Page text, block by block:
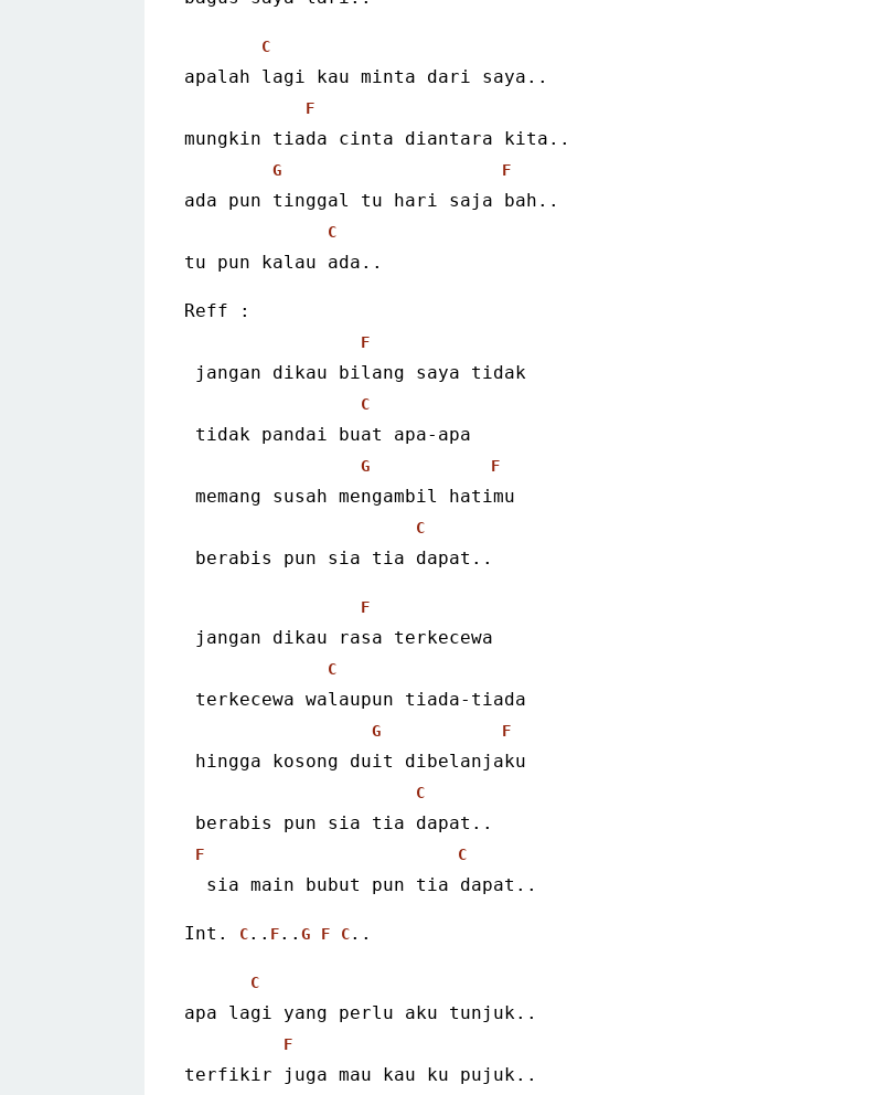
C
apalah lagi kau minta dari saya..
F
mungkin tiada cinta diantara kita..
G F
ada pun tinggal tu hari saja bah..
C
tu pun kalau ada..
Reff :
F
jangan dikau bilang saya tidak
C
tidak pandai buat apa-apa
G F
memang susah mengambil hatimu
C
berabis pun sia tia dapat..
F
jangan dikau rasa terkecewa
C
terkecewa walaupun tiada-tiada
G F
hingga kosong duit dibelanjaku
C
berabis pun sia tia dapat..
F C
  sia main bubut pun tia dapat..
Int. C.. F.. G F C..
C
apa lagi yang perlu aku tunjuk..
F
terfikir juga mau kau ku pujuk..